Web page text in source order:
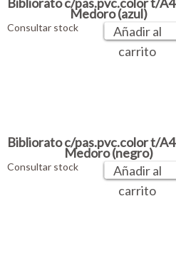
Bibliorato c/pas.pvc.color t/A4
Medoro (azul)
Consultar stock
Añadir al
carrito
Bibliorato c/pas.pvc.color t/A4
Medoro (negro)
Consultar stock
Añadir al
carrito